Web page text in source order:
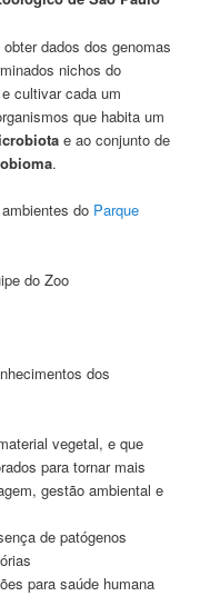
dados dos genomas
nichos do
cultivar cada um
que habita um
e ao conjunto de
.
do Parque
do Zoo
dos
vegetal, e que
para tornar mais
gestão ambiental e
de patógenos
para saúde humana